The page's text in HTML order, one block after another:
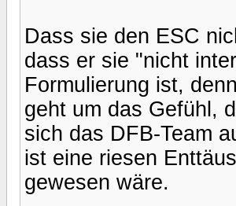
Dass sie den ESC
dass er sie "nicht
Formulierung ist,
geht um das Gefühl,
sich das DFB-Team
ist eine riesen
gewesen wäre.